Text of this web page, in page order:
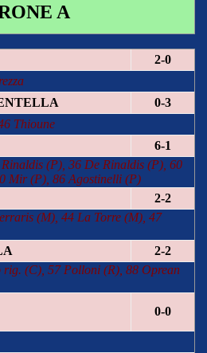
A
2-0
0-3
Thioune
6-1
Rinaldis (P), 36 De Rinaldis (P), 60
Mir (P), 86 Agostinelli (P)
2-2
(M), 44 La Torre (M), 47
2-2
rig. (C), 57 Polloni (R), 88 Oprean
0-0